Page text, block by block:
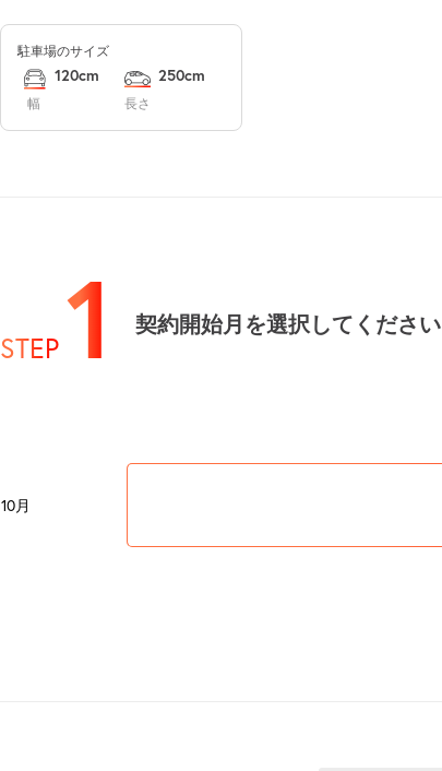
駐車場のサイズ
幅
120cm
長さ
250cm
STEP 1 契約開始月を選択してください
10月